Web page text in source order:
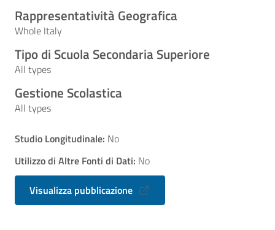
Rappresentatività Geografica
Whole Italy
Tipo di Scuola Secondaria Superiore
All types
Gestione Scolastica
All types
Studio Longitudinale: No
Utilizzo di Altre Fonti di Dati: No
Visualizza pubblicazione